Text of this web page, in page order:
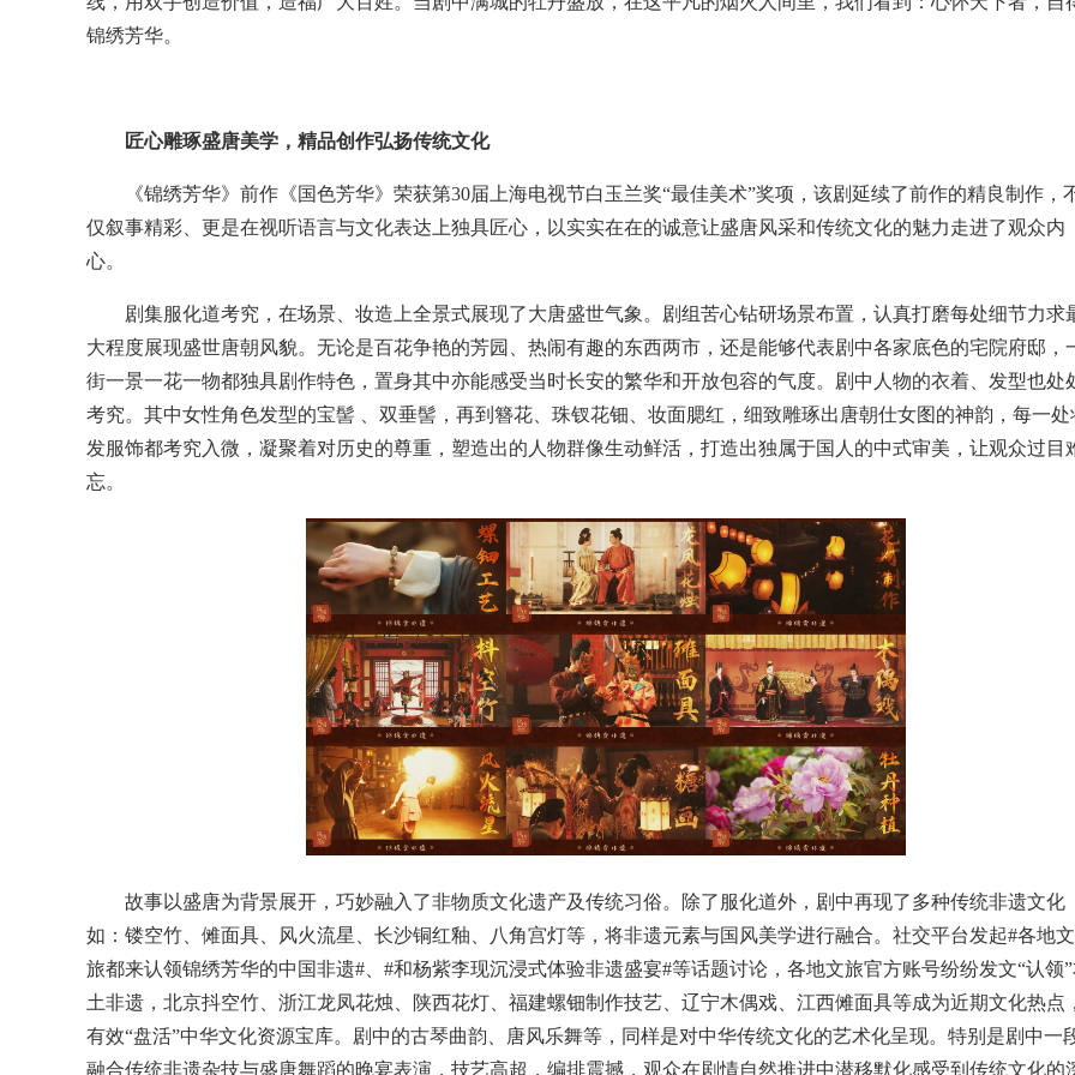
锦绣芳华。
匠心雕琢盛唐美学，精品创作弘扬传统文化
《锦绣芳华》前作《国色芳华》荣获第30届上海电视节白玉兰奖“最佳美术”奖项，该剧延续了前作的精良制作，
仅叙事精彩、更是在视听语言与文化表达上独具匠心，以实实在在的诚意让盛唐风采和传统文化的魅力走进了观众内
心。
剧集服化道考究，在场景、妆造上全景式展现了大唐盛世气象。剧组苦心钻研场景布置，认真打磨每处细节力求
大程度展现盛世唐朝风貌。无论是百花争艳的芳园、热闹有趣的东西两市，还是能够代表剧中各家底色的宅院府邸，
街一景一花一物都独具剧作特色，置身其中亦能感受当时长安的繁华和开放包容的气度。剧中人物的衣着、发型也处
考究。其中女性角色发型的宝髻 、双垂髻，再到簪花、珠钗花钿、妆面腮红，细致雕琢出唐朝仕女图的神韵，每一处
发服饰都考究入微，凝聚着对历史的尊重，塑造出的人物群像生动鲜活，打造出独属于国人的中式审美，让观众过目
忘。
故事以盛唐为背景展开，巧妙融入了非物质文化遗产及传统习俗。除了服化道外，剧中再现了多种传统非遗文化
如：镂空竹、傩面具、风火流星、长沙铜红釉、八角宫灯等，将非遗元素与国风美学进行融合。社交平台发起#各地文
旅都来认领锦绣芳华的中国非遗#、#和杨紫李现沉浸式体验非遗盛宴#等话题讨论，各地文旅官方账号纷纷发文“认领”
土非遗，北京抖空竹、浙江龙凤花烛、陕西花灯、福建螺钿制作技艺、辽宁木偶戏、江西傩面具等成为近期文化热点，
有效“盘活”中华文化资源宝库。剧中的古琴曲韵、唐风乐舞等，同样是对中华传统文化的艺术化呈现。特别是剧中一
融合传统非遗杂技与盛唐舞蹈的晚宴表演，技艺高超，编排震撼，观众在剧情自然推进中潜移默化感受到传统文化的